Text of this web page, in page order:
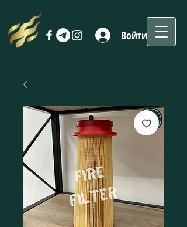
Войти